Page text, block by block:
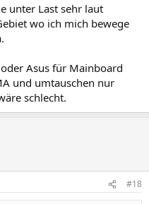
unter Last sehr laut
wo ich mich bewege
Asus für Mainboard
und umtauschen nur
schlecht.
#18